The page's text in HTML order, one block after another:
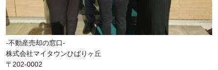
-不動産売却の窓口-
株式会社マイタウンひばりヶ丘
〒202-0002